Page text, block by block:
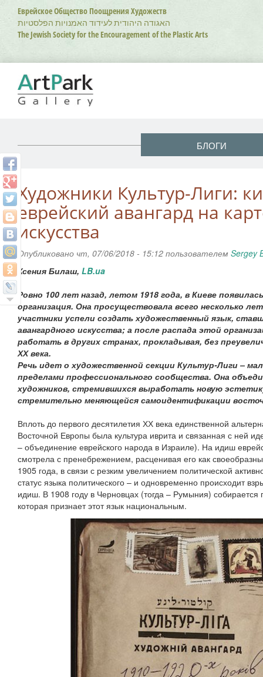
Перейти
основному
содержанию
Еврейское Общество Поощрения Художеств
האגודה היהודית לעידוד האמנויות הפלסטיות
The Jewish Society for the Encouragement of the Plastic Arts
БЛОГИ
Художники Культур-Лиги:
еврейский авангард на
искусства
Опубликовано чт, 07/06/2018 - 15:12 пользователем Sergey
Ксения Билаш, LB.ua
Ровно 100 лет назад, летом 1918 года, в Киеве
организация. Она просуществовала всего несколько
участники успели создать художественный язык,
авангардного искусства; а после распада этой
работать в других странах, прокладывая, без
ХХ века.
Речь идет о художественной секции Культур-Лиги –
пределами профессионального сообщества. Она
художников, стремившихся выработать новую
стремительно меняющейся самоидентификации
Вплоть до первого десятилетия ХХ века единственной
Восточной Европы была культура иврита и связанная с ней
– объединение еврейского народа в Израиле). На идиш
смотрела с пренебрежением, расценивая его как
1905 года, в связи с резким увеличением политической
статус языка политического – и одновременно происходит
идиш. В 1908 году в Черновцах (тогда – Румыния)
которая признает этот язык национальным.